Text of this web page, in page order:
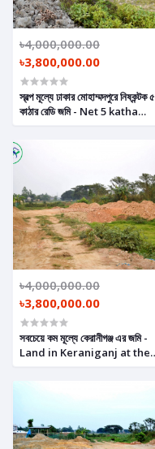
৳4,000,000.00
৳3,800,000.00
স্বল্প মূল্যে ঢাকার মোহাম্মদপুরে নিষ্কন্টক ৫
কাঠার রেডি জমি - Net 5 katha
low price.
৳4,000,000.00
৳3,800,000.00
সবচেয়ে কম মূল্যে কেরানীগঞ্জ এর জমি -
Land in Keraniganj at the